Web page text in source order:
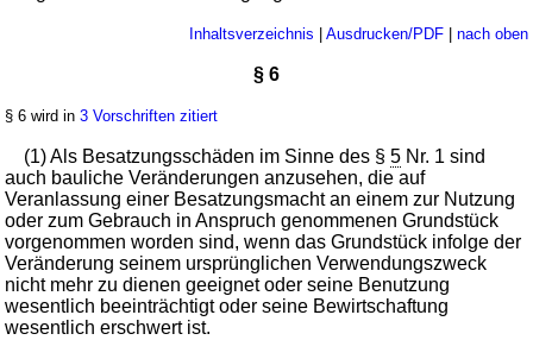
Inhaltsverzeichnis Ausdrucken/PDF| nach oben
§ 6
§ 6 wird in3 Vorschriften zitiert
(1) Als Besatzungsschäden im Sinne des §5 Nr. 1 sind
auch bauliche Veränderungen anzusehen, die auf
Veranlassung einer Besatzungsmacht an einem zur Nutzung
oder zum Gebrauch in Anspruch genommenen Grundstück
vorgenommen worden sind, wenn das Grundstück infolge der
Veränderung seinem ursprünglichen Verwendungszweck
nicht mehr zu dienen geeignet oder seine Benutzung
wesentlich beeinträchtigt oder seine Bewirtschaftung
wesentlich erschwert ist.